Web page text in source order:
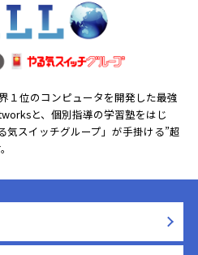
１位のコンピュータを開発した最強
と、 個別指導の学習塾をはじ
気スイッチグループ」が手掛ける”超